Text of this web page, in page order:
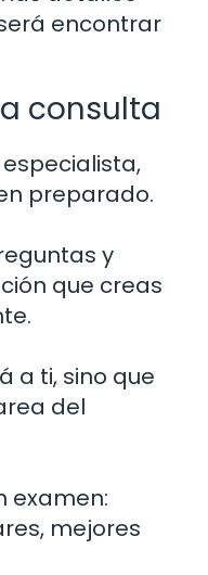
encontrar
consulta
preparado.
y
que creas
a ti, sino que
del
examen:
mejores